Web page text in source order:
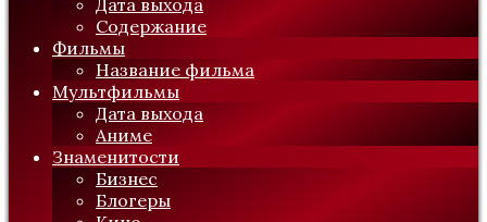
Дата выхода
Содержание
Фильмы
Название фильма
Мультфильмы
Дата выхода
Аниме
Знаменитости
Бизнес
Блогеры